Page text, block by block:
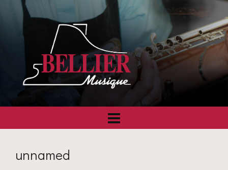
unnamed